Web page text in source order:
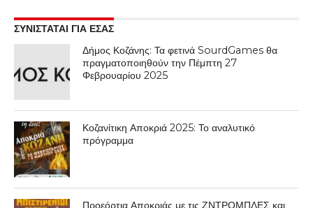
ΣΥΝΙΣΤΑΤΑΙ ΓΙΑ ΕΣΑΣ
Δήμος Κοζάνης: Τα φετινά SourdGames θα
πραγματοποιηθούν την Πέμπτη 27
Φεβρουαρίου 2025
Κοζανίτικη Αποκριά 2025: Το αναλυτικό
πρόγραμμα
Προεόρτια Αποκριάς με τις ΖΝΤΡΟΜΠΛΕΣ και